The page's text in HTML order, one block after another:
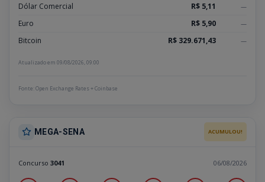
Dólar Comercial R$ 5,11 —
Euro R$ 5,90 —
Bitcoin R$ 329.671,43 —
Atualizado em 09/08/2026, 09:00
Fonte: Open Exchange Rates + Coinbase
MEGA-SENA ACUMULOU!
Concurso 3041 06/08/2026